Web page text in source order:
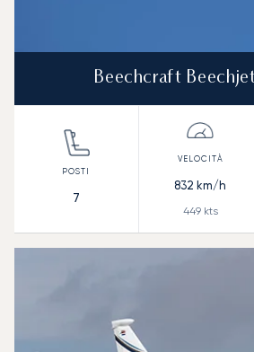
Beechcraft
7
832 km/h
449kts